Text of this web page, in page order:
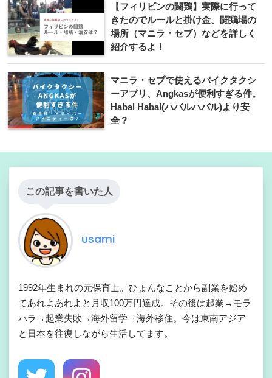
【フィリピンの闘鶏】実際に行って
きたのでルールと掛け金、闘鶏場の
場所（マニラ・セブ）などを詳しく
紹介するよ！
マニラ・セブで使えるバイクタクシ
ーアプリ、Angkasが便利すぎる件。
Habal Habal(ハバルハバル)より安
全？
この記事を書いた人
usami
1992年生まれの元保育士。ひょんなことから副業を始め
てあれよあれよと月収100万円達成。その後は起業→モラ
ハラ→起業失敗→海外留学→海外移住。今は東南アジア
と日本を往復しながら生活してます。